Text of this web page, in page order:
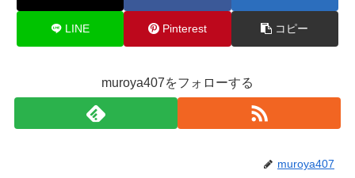
LINE Pinterest コピー
muroya407をフォローする
muroya407